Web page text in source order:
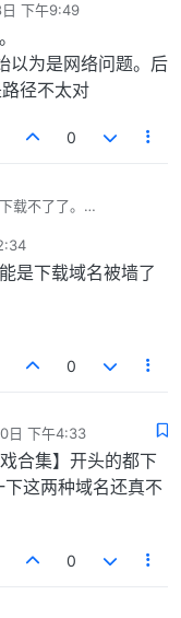
下午9:49
以为是网络问题。后
径不太对
0
载不了了。
以下载。是不是路径不
是下载域名被墙了
0
日 下午4:33
合集】开头的都下
这两种域名还真不
0